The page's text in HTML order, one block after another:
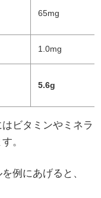
65mg
1.0mg
5.6g
ビタミンやミネラ
。
例にあげると、